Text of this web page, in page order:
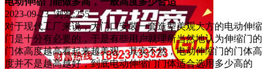
2023-09-23 浏览:255
对于现代工厂来说，大门口安装一套造型美观大方的电动伸缩
门是十分有必要的，于是有些用户就理所当然地认为伸缩门的
门体高度越高看起来越美观，其实不然，电动伸缩门的门体高
度并不是越高越好，到底电动伸缩门门体适合选用多少高的